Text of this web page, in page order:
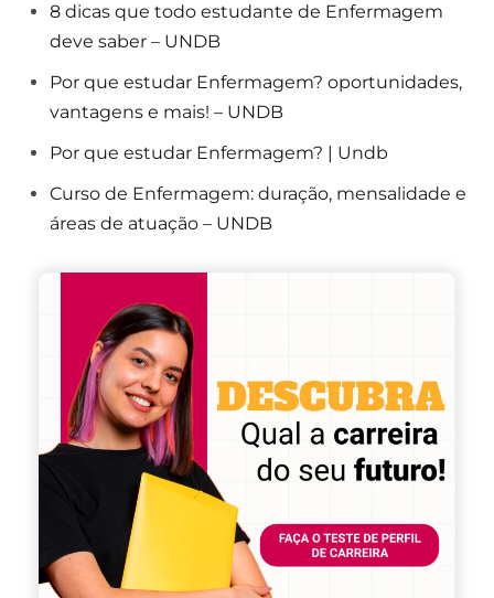
8 dicas que todo estudante de Enfermagem
deve saber – UNDB
Por que estudar Enfermagem? oportunidades,
vantagens e mais! – UNDB
Por que estudar Enfermagem? | Undb
Curso de Enfermagem: duração, mensalidade e
áreas de atuação – UNDB